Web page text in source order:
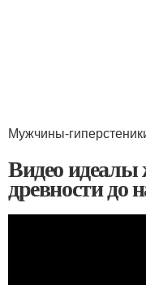
Мужчины-
Видео
древности до